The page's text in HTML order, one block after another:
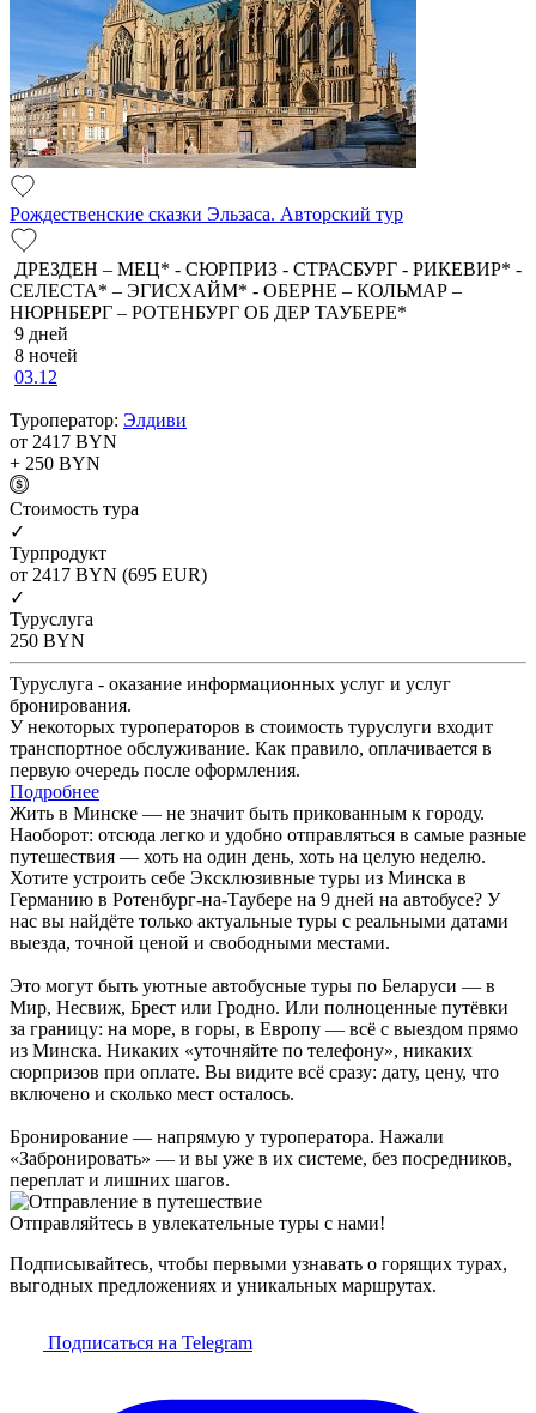
Рождественские сказки Эльзаса. Авторский тур
ДРЕЗДЕН – МЕЦ* - СЮРПРИЗ - СТРАСБУРГ - РИКЕВИР* -
СЕЛЕСТА* – ЭГИСХАЙМ* - ОБЕРНЕ – КОЛЬМАР –
НЮРНБЕРГ – РОТЕНБУРГ ОБ ДЕР ТАУБЕРЕ*
9 дней
8 ночей
03.12
Туроператор: Элдиви
от 2417 BYN
+ 250 BYN
Cтоимость тура
✓
Турпродукт
от 2417 BYN (695 EUR)
✓
Туруслуга
250 BYN
Туруслуга - оказание информационных услуг и услуг
бронирования.
У некоторых туроператоров в стоимость туруслуги входит
транспортное обслуживание. Как правило, оплачивается в
первую очередь после оформления.
Подробнее
Жить в Минске — не значит быть прикованным к городу.
Наоборот: отсюда легко и удобно отправляться в самые разные
путешествия — хоть на один день, хоть на целую неделю.
Хотите устроить себе Эксклюзивные туры из Минска в
Германию в Ротенбург-на-Таубере на 9 дней на автобусе? У
нас вы найдёте только актуальные туры с реальными датами
выезда, точной ценой и свободными местами.
Это могут быть уютные автобусные туры по Беларуси — в
Мир, Несвиж, Брест или Гродно. Или полноценные путёвки
за границу: на море, в горы, в Европу — всё с выездом прямо
из Минска. Никаких «уточняйте по телефону», никаких
сюрпризов при оплате. Вы видите всё сразу: дату, цену, что
включено и сколько мест осталось.
Бронирование — напрямую у туроператора. Нажали
«Забронировать» — и вы уже в их системе, без посредников,
переплат и лишних шагов.
Отправляйтесь в увлекательные туры с нами!
Подписывайтесь, чтобы первыми узнавать о горящих турах,
выгодных предложениях и уникальных маршрутах.
Подписаться на Telegram